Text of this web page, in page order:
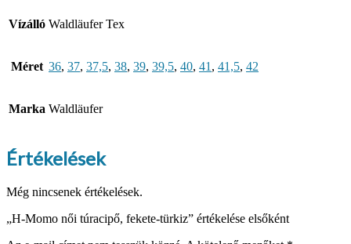
Vízálló Waldläufer Tex
Méret 36, 37, 37,5, 38, 39, 39,5, 40, 41 , 41,5, 42
Marka Waldläufer
Értékelések
Még nincsenek értékelések.
„H-Momo női túracipő, fekete-türkiz” értékelése elsőként